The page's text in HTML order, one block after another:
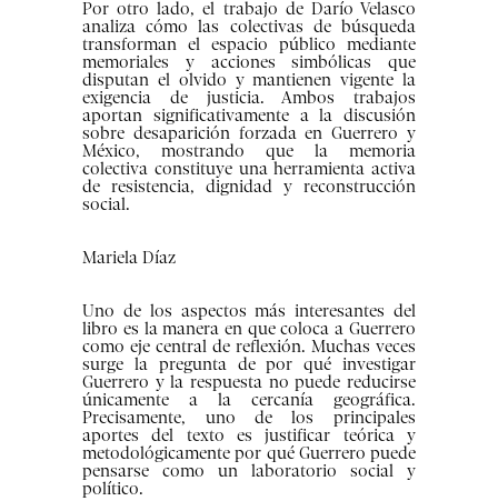
Por otro lado, el trabajo de Darío Velasco
analiza cómo las colectivas de búsqueda
transforman el espacio público mediante
memoriales y acciones simbólicas que
disputan el olvido y mantienen vigente la
exigencia de justicia. Ambos trabajos
aportan significativamente a la discusión
sobre desaparición forzada en Guerrero y
México, mostrando que la memoria
colectiva constituye una herramienta activa
de resistencia, dignidad y reconstrucción
social.
Mariela Díaz
Uno de los aspectos más interesantes del
libro es la manera en que coloca a Guerrero
como eje central de reflexión. Muchas veces
surge la pregunta de por qué investigar
Guerrero y la respuesta no puede reducirse
únicamente a la cercanía geográfica.
Precisamente, uno de los principales
aportes del texto es justificar teórica y
metodológicamente por qué Guerrero puede
pensarse como un laboratorio social y
político.